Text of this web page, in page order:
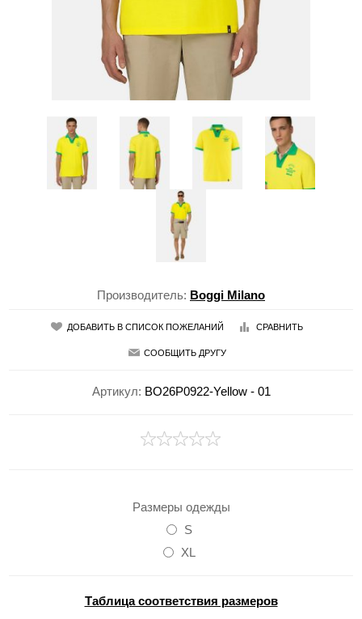
Производитель: Boggi Milano
ДОБАВИТЬ В СПИСОК ПОЖЕЛАНИЙ СРАВНИТЬ
СООБЩИТЬ ДРУГУ
Артикул: BO26P0922-Yellow - 01
Размеры одежды
S
XL
Таблица соответствия размеров